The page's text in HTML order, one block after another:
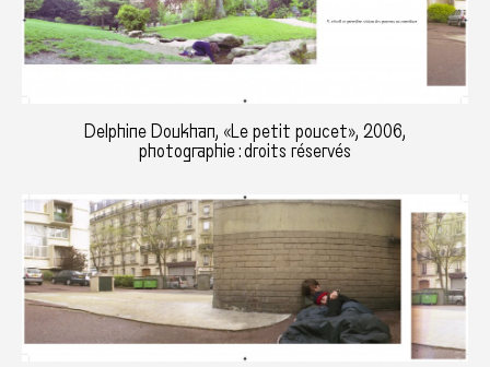
Delphine Doukhan, «Le petit poucet», 2006,
photographie : droits réservés